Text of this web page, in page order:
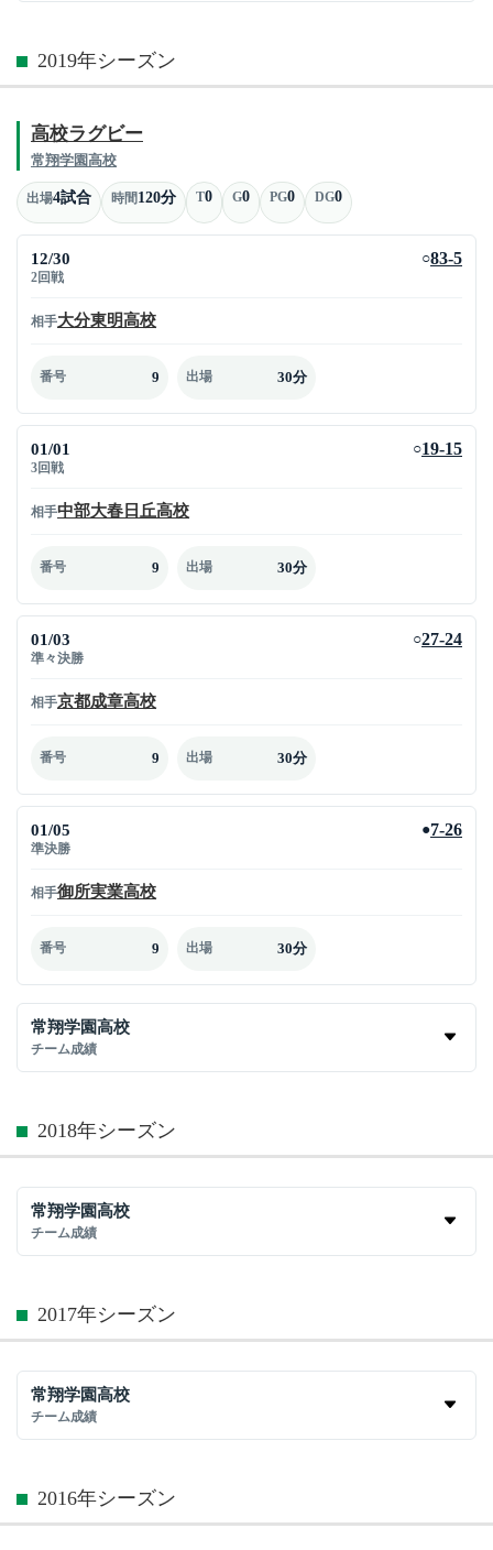
2019年シーズン
高校ラグビー
常翔学園高校
出場4試合 時間120分 T0 G0 PG0 DG0
12/30
2回戦
○83-5
相手大分東明高校
番号 9 出場 30分
01/01
3回戦
○19-15
相手中部大春日丘高校
番号 9 出場 30分
01/03
準々決勝
○27-24
相手京都成章高校
番号 9 出場 30分
01/05
準決勝
●7-26
相手御所実業高校
番号 9 出場 30分
常翔学園高校
チーム成績
2018年シーズン
常翔学園高校
チーム成績
2017年シーズン
常翔学園高校
チーム成績
2016年シーズン